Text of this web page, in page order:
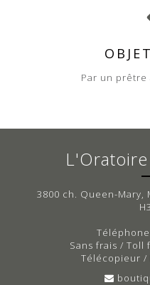
Par un
L'Oratoire
3800 ch. Queen-Mary,
Téléphone
Sans frais / Toll
Télécopieur /